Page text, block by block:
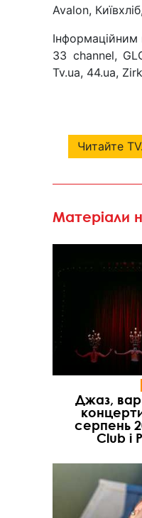
Avalon,
33 channel,
Tv.ua, 44.ua,
Читайте
Матеріали
Джаз,
серпень
Club і